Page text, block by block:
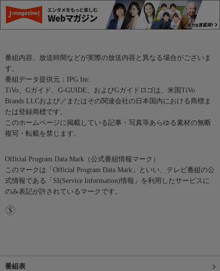
番組内容、放送時間などが実際の放送内容と異なる場合がございま
す。
番組データ提供元：IPG Inc.
TiVo、Gガイド、G-GUIDE、およびGガイドロゴは、米国TiVo
Brands LLCおよび／またはその関連会社の日本国内における商標ま
たは登録商標です。
このホームページに掲載している記事・写真等あらゆる素材の無断
複写・転載を禁じます。
Official Program Data Mark（公式番組情報マーク）
このマークは「Official Program Data Mark」といい、テレビ番組の公
式情報である「SI(Service Information)情報」を利用したサービスに
のみ表記が許されているマークです。
番組表